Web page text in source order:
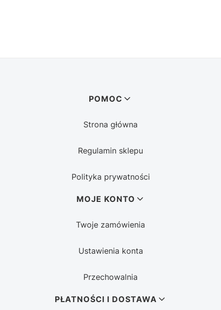
POMOC
Strona główna
Regulamin sklepu
Polityka prywatności
MOJE KONTO
Twoje zamówienia
Ustawienia konta
Przechowalnia
PŁATNOŚCI I DOSTAWA